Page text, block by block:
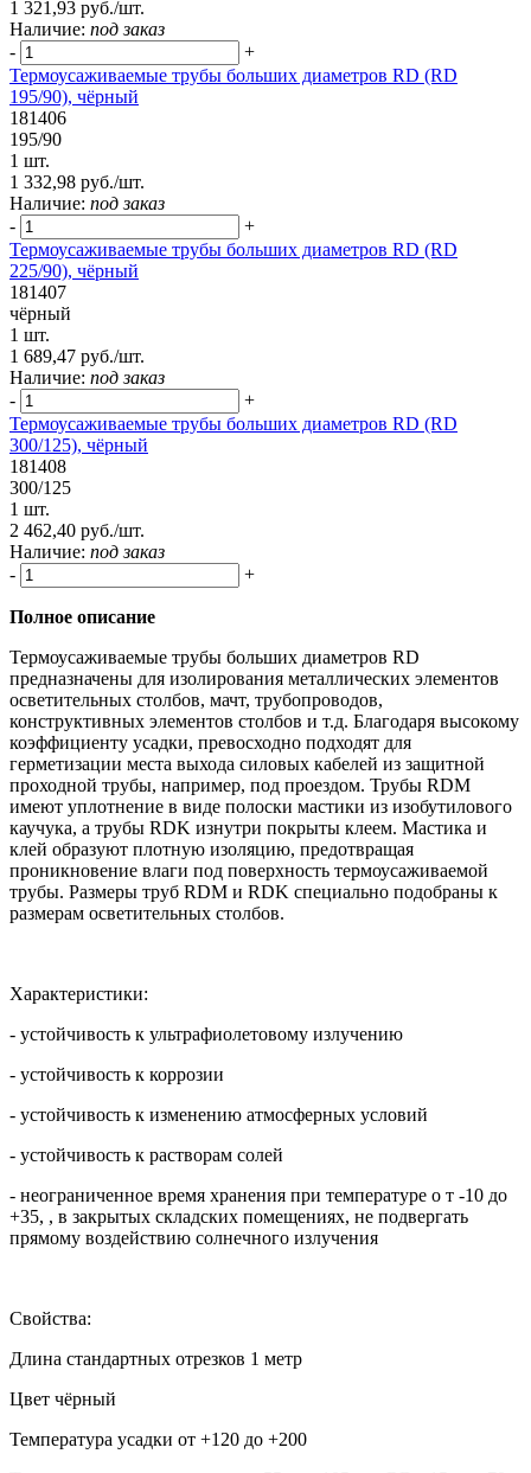
1 321,93 руб./шт.
Наличие: под заказ
-
+
Термоусаживаемые трубы больших диаметров RD (RD
195/90), чёрный
181406
195/90
1 шт.
1 332,98 руб./шт.
Наличие: под заказ
-
+
Термоусаживаемые трубы больших диаметров RD (RD
225/90), чёрный
181407
чёрный
1 шт.
1 689,47 руб./шт.
Наличие: под заказ
-
+
Термоусаживаемые трубы больших диаметров RD (RD
300/125), чёрный
181408
300/125
1 шт.
2 462,40 руб./шт.
Наличие: под заказ
-
+
Полное описание
Термоусаживаемые трубы больших диаметров RD
предназначены для изолирования металлических элементов
осветительных столбов, мачт, трубопроводов,
конструктивных элементов столбов и т.д. Благодаря высокому
коэффициенту усадки, превосходно подходят для
герметизации места выхода силовых кабелей из защитной
проходной трубы, например, под проездом. Трубы RDM
имеют уплотнение в виде полоски мастики из изобутилового
каучука, а трубы RDK изнутри покрыты клеем. Мастика и
клей образуют плотную изоляцию, предотвращая
проникновение влаги под поверхность термоусаживаемой
трубы. Размеры труб RDM и RDK специально подобраны к
размерам осветительных столбов.
Характеристики:
- устойчивость к ультрафиолетовому излучению
- устойчивость к коррозии
- устойчивость к изменению атмосферных условий
- устойчивость к растворам солей
- неограниченное время хранения при температуре о т -10 до
+35, , в закрытых складских помещениях, не подвергать
прямому воздействию солнечного излучения
Свойства:
Длина стандартных отрезков 1 метр
Цвет чёрный
Температура усадки от +120 до +200